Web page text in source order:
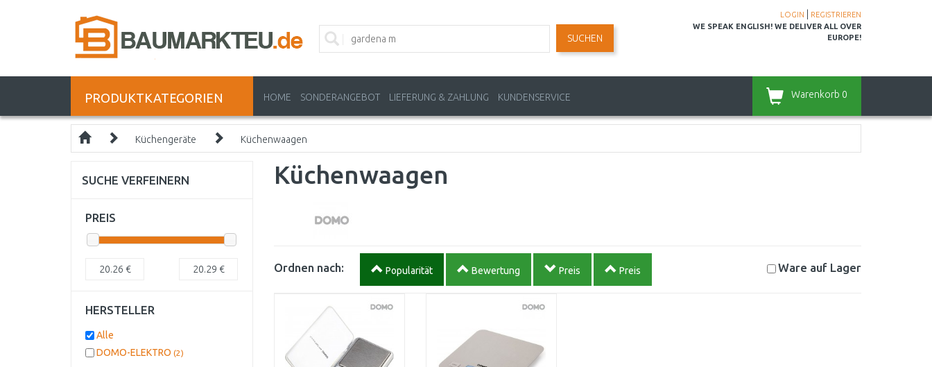
LOGIN
REGISTRIEREN
WE SPEAK ENGLISH! WE DELIVER ALL OVER
EUROPE!
SUCHEN
PRODUKTKATEGORIEN HOME SONDERANGEBOT LIEFERUNG & ZAHLUNG KUNDENSERVICE Warenkorb 0
Küchengeräte Küchenwaagen
Küchenwaagen
Ordnen nach: Popularität Bewertung Preis Preis Ware auf Lager
SUCHE VERFEINERN
PREIS
20.26 € 20.29 €
HERSTELLER
Alle
DOMO-ELEKTRO (2)